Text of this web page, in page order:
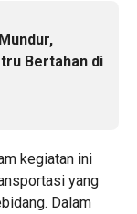
Bertahan di
kegiatan ini
yang
Dalam